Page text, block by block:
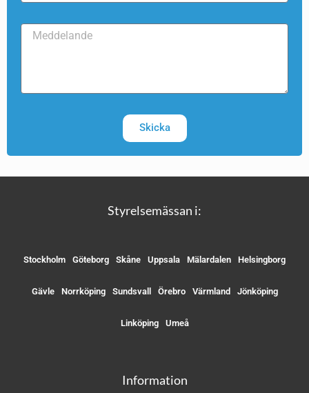
Skicka
Styrelsemässan i:
Stockholm Göteborg Skåne Uppsala Mälardalen Helsingborg
Gävle Norrköping Sundsvall Örebro Värmland Jönköping
Linköping Umeå
Information